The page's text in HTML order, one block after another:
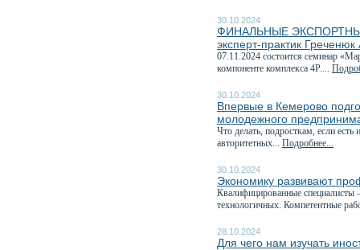
30.10.2024
ФИНАЛЬНЫЕ
эксперт-практик Греченюк
07.11.2024 состоится семинар
компоненте комплекса 4P....
30.10.2024
Впервые в Кемерово
молодежного
Что делать, подросткам, если
авторитетных... Подробнее...
30.10.2024
Экономику развивают
Квалифицированные специалисты
технологичных. Компетентные
28.10.2024
Для чего нам изучать